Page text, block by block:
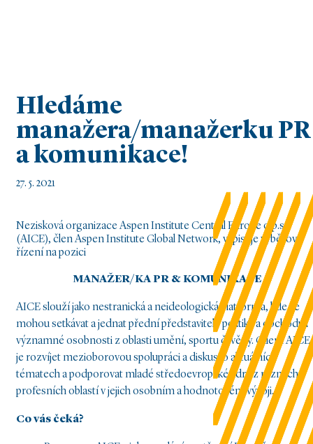
Hledáme
manažera/manažerku PR
a komunikace!
27. 5. 2021
Nezisková organizace Aspen Institute Central Europe o.p.s.
(AICE), člen Aspen Institute Global Network, vypisuje výběrové
řízení na pozici
MANAŽER/KA PR &KOMUNIKACE
AICE slouží jako nestranická a neideologická platforma, kde se
mohou setkávat a jednat přední představitelé politiky a obchodu i
významné osobnosti z oblasti umění, sportu či vědy. Cílem AICE
je rozvíjet mezioborovou spolupráci a diskusi o aktuálních
tématech a podporovat mladé středoevropské lídry z různých
profesních oblastí v jejich osobním a hodnotovém vývoji.
Co vás čeká?